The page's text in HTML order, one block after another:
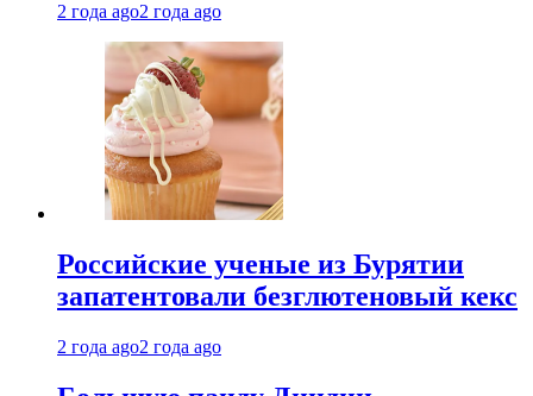
2 года ago2 года ago
Российские ученые из Бурятии
запатентовали безглютеновый кекс
2 года ago2 года ago